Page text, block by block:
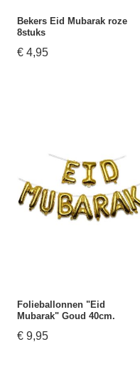
Bekers Eid Mubarak roze
8stuks
€ 4,95
Folieballonnen "Eid
Mubarak" Goud 40cm.
€ 9,95